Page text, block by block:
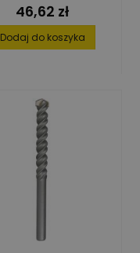
Cena
46,62 zł
Dodaj do koszyka